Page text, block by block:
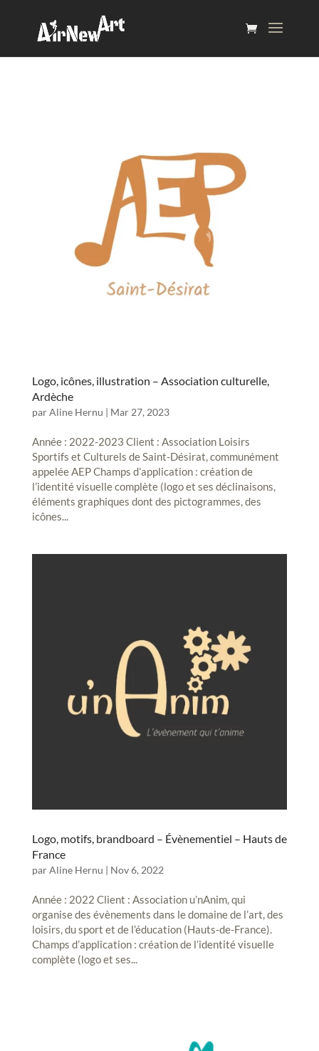
Logo, icônes, illustration – Association culturelle,
Ardèche
parAline Hernu | Mar 27, 2023
Année : 2022-2023 Client : Association Loisirs
Sportifs et Culturels de Saint-Désirat, communément
appelée AEP Champs d’application : création de
l’identité visuelle complète (logo et ses déclinaisons,
éléments graphiques dont des pictogrammes, des
icônes...
Logo, motifs, brandboard – Évènementiel – Hauts de
France
parAline Hernu | Nov 6, 2022
Année : 2022 Client : Association u’nAnim, qui
organise des évènements dans le domaine de l’art, des
loisirs, du sport et de l’éducation (Hauts-de-France).
Champs d’application : création de l’identité visuelle
complète (logo et ses...